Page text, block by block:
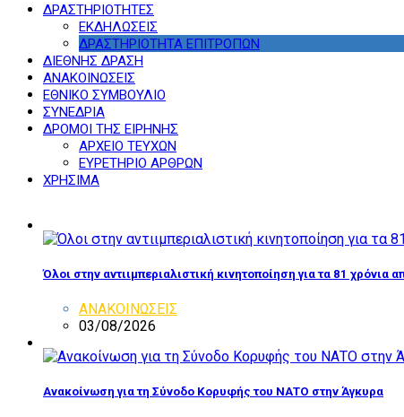
ΔΡΑΣΤΗΡΙΟΤΗΤΕΣ
ΕΚΔΗΛΩΣΕΙΣ
ΔΡΑΣΤΗΡΙΟΤΗΤΑ ΕΠΙΤΡΟΠΩΝ
ΔΙΕΘΝΗΣ ΔΡΑΣΗ
ΑΝΑΚΟΙΝΩΣΕΙΣ
ΕΘΝΙΚΟ ΣΥΜΒΟΥΛΙΟ
ΣΥΝΕΔΡΙΑ
ΔΡΟΜΟΙ ΤΗΣ ΕΙΡΗΝΗΣ
ΑΡΧΕΙΟ ΤΕΥΧΩΝ
ΕΥΡΕΤΗΡΙΟ ΑΡΘΡΩΝ
ΧΡΗΣΙΜΑ
Όλοι στην αντιιμπεριαλιστική κινητοποίηση για τα 81 χρόνια
ΑΝΑΚΟΙΝΩΣΕΙΣ
03/08/2026
Ανακοίνωση για τη Σύνοδο Κορυφής του ΝΑΤΟ στην Άγκυρα